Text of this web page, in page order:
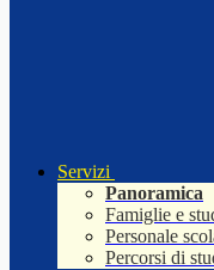
Servizi
Panoramica
Famiglie e
Personale
Percorsi di